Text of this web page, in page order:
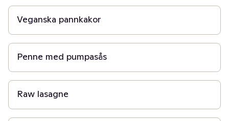
Veganska pannkakor
50 min
Penne med pumpasås
20 min
Raw lasagne
15 min